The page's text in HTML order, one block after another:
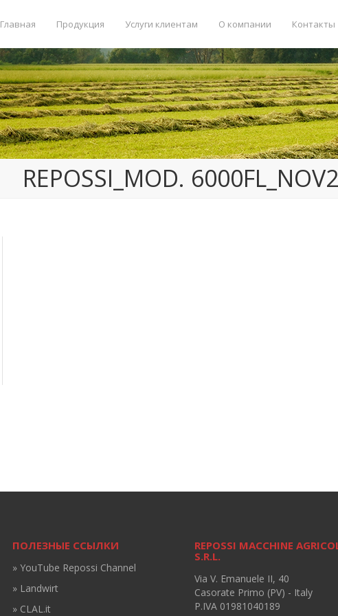
Главная Продукция Услуги клиентам О компании Контакты
REPOSSI_MOD.
ПОЛЕЗНЫЕ ССЫЛКИ
» YouTube Repossi Channel
» Landwirt
» CLAL.it
REPOSSI MACCHINE
S.R.L.
Via V. Emanuele II, 40
Casorate Primo (PV) - Italy
P.IVA 01981040189